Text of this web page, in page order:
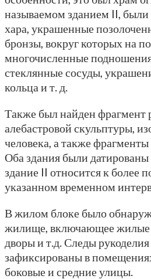
называемом зданием II, были
хара, украшенные
бронзы, вокруг которых на
многочисленные
стеклянные сосуды,
кольца и т. д.
Также был найден фрагмент
алебастровой скульптуры,
человека, а также фрагменты
Оба здания были
здание II относится к более
указанном временном
В жилом блоке было
жилище, включающее жилые
дворы и т.д. Следы
зафиксированы в
боковые и средние улицы.